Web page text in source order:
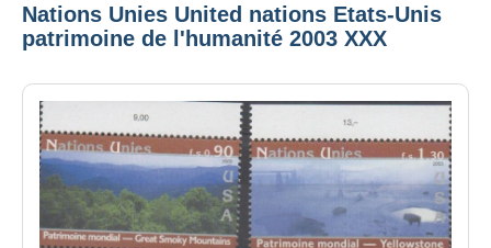
Nations Unies United nations Etats-Unis
patrimoine de l'humanité 2003 XXX